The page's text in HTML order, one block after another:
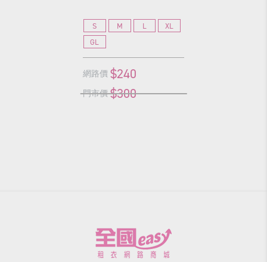
S M L
XL
GL
網路價 $240
門市價 $300